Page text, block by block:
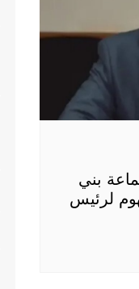
بني
لرئيس